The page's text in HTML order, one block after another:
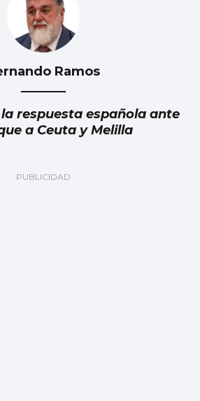
Ramos
respuesta española ante
a Ceuta y Melilla